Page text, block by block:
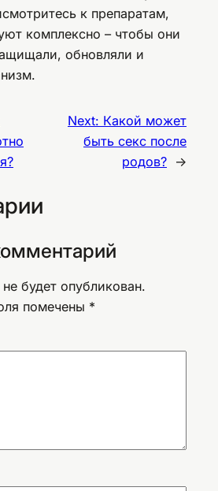
к препаратам,
комплексно – чтобы они
обновляли и
Next: Какой может
быть секс после
родов? →
будет опубликован.
помечены *